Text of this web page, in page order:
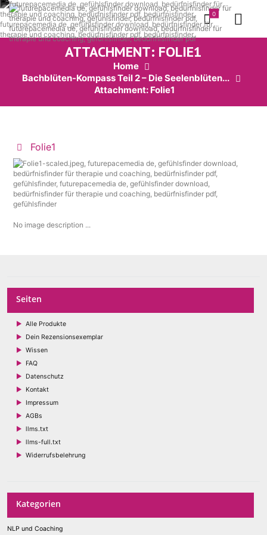
0
ATTACHMENT: FOLIE1
Home
Bachblüten-Kompass Teil 2 – Die Seelenblüten...
Attachment: Folie1
Folie1
No image description ...
Seiten
Alle Produkte
Dein Rezensionsexemplar
Wissen
FAQ
Datenschutz
Kontakt
Impressum
AGBs
llms.txt
llms-full.txt
Widerrufsbelehrung
Kategorien
NLP und Coaching